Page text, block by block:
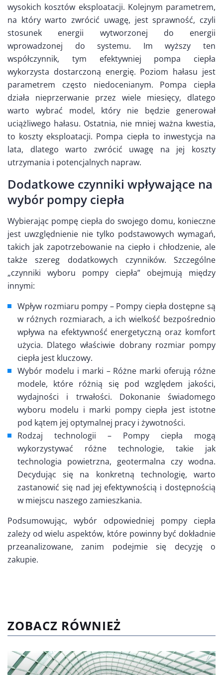
wysokich kosztów eksploatacji. Kolejnym parametrem,
na który warto zwrócić uwagę, jest sprawność, czyli
stosunek energii wytworzonej do energii
wprowadzonej do systemu. Im wyższy ten
współczynnik, tym efektywniej pompa ciepła
wykorzysta dostarczoną energię. Poziom hałasu jest
parametrem często niedocenianym. Pompa ciepła
działa nieprzerwanie przez wiele miesięcy, dlatego
warto wybrać model, który nie będzie generował
uciążliwego hałasu. Ostatnia, nie mniej ważna kwestia,
to koszty eksploatacji. Pompa ciepła to inwestycja na
lata, dlatego warto zwrócić uwagę na jej koszty
utrzymania i potencjalnych napraw.
Dodatkowe czynniki wpływające na
wybór pompy ciepła
Wybierając pompę ciepła do swojego domu, konieczne
jest uwzględnienie nie tylko podstawowych wymagań,
takich jak zapotrzebowanie na ciepło i chłodzenie, ale
także szereg dodatkowych czynników. Szczególne
„czynniki wyboru pompy ciepła” obejmują między
innymi:
Wpływ rozmiaru pompy – Pompy ciepła dostępne są
w różnych rozmiarach, a ich wielkość bezpośrednio
wpływa na efektywność energetyczną oraz komfort
użycia. Dlatego właściwie dobrany rozmiar pompy
ciepła jest kluczowy.
Wybór modelu i marki – Różne marki oferują różne
modele, które różnią się pod względem jakości,
wydajności i trwałości. Dokonanie świadomego
wyboru modelu i marki pompy ciepła jest istotne
pod kątem jej optymalnej pracy i żywotności.
Rodzaj technologii – Pompy ciepła mogą
wykorzystywać różne technologie, takie jak
technologia powietrzna, geotermalna czy wodna.
Decydując się na konkretną technologię, warto
zastanowić się nad jej efektywnością i dostępnością
w miejscu naszego zamieszkania.
Podsumowując, wybór odpowiedniej pompy ciepła
zależy od wielu aspektów, które powinny być dokładnie
przeanalizowane, zanim podejmie się decyzję o
zakupie.
ZOBACZ RÓWNIEŻ